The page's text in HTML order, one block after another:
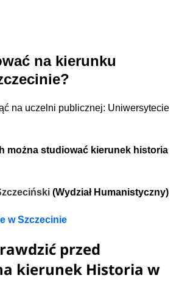
na kierunku
na uczelni publicznej: Uniwersytecie
można studiować kierunek historia
(Wydział Humanistyczny)
w Szczecinie
przed
kierunek Historia w